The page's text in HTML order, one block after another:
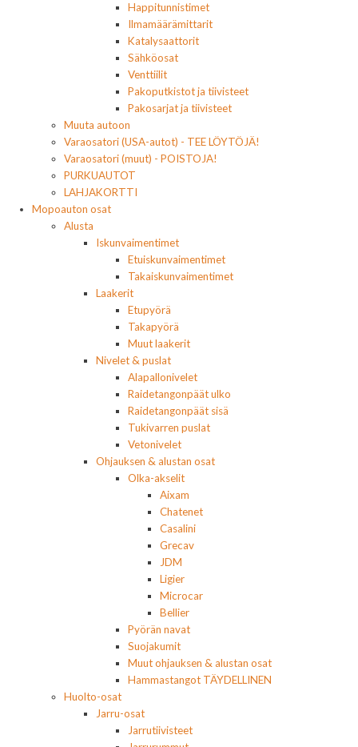
Happitunnistimet
Ilmamäärämittarit
Katalysaattorit
Sähköosat
Venttiilit
Pakoputkistot ja tiivisteet
Pakosarjat ja tiivisteet
Muuta autoon
Varaosatori (USA-autot) - TEE LÖYTÖJÄ!
Varaosatori (muut) - POISTOJA!
PURKUAUTOT
LAHJAKORTTI
Mopoauton osat
Alusta
Iskunvaimentimet
Etuiskunvaimentimet
Takaiskunvaimentimet
Laakerit
Etupyörä
Takapyörä
Muut laakerit
Nivelet & puslat
Alapallonivelet
Raidetangonpäät ulko
Raidetangonpäät sisä
Tukivarren puslat
Vetonivelet
Ohjauksen & alustan osat
Olka-akselit
Aixam
Chatenet
Casalini
Grecav
JDM
Ligier
Microcar
Bellier
Pyörän navat
Suojakumit
Muut ohjauksen & alustan osat
Hammastangot TÄYDELLINEN
Huolto-osat
Jarru-osat
Jarrutiivisteet